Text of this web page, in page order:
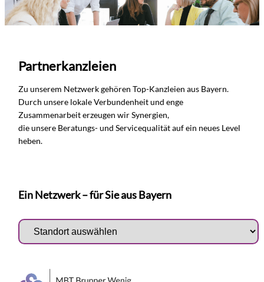
Partnerkanzleien
Zu unserem Netzwerk gehören Top-Kanzleien aus Bayern.
Durch unsere lokale Verbundenheit und enge
Zusammenarbeit erzeugen wir Synergien,
die unsere Beratungs- und Servicequalität auf ein neues Level
heben.
Ein Netzwerk – für Sie aus Bayern